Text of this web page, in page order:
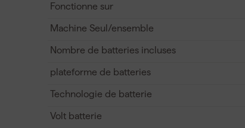
Fonctionne sur
Machine Seul/ensemble
Nombre de batteries incluses
plateforme de batteries
Technologie de batterie
Volt batterie